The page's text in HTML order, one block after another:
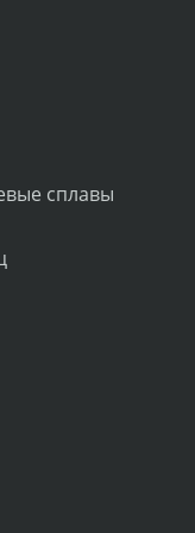
сплавы